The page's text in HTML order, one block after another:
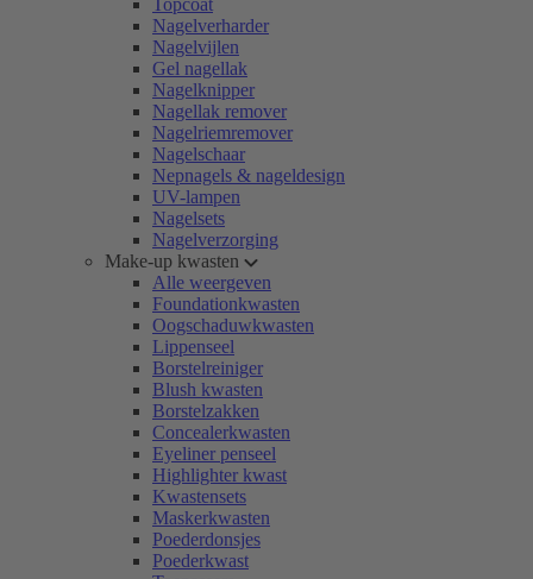
Topcoat
Nagelverharder
Nagelvijlen
Gel nagellak
Nagelknipper
Nagellak remover
Nagelriemremover
Nagelschaar
Nepnagels & nageldesign
UV-lampen
Nagelsets
Nagelverzorging
Make-up kwasten
Alle weergeven
Foundationkwasten
Oogschaduwkwasten
Lippenseel
Borstelreiniger
Blush kwasten
Borstelzakken
Concealerkwasten
Eyeliner penseel
Highlighter kwast
Kwastensets
Maskerkwasten
Poederdonsjes
Poederkwast